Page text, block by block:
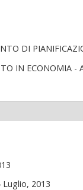
DI
IN ECONOMIA -
2013